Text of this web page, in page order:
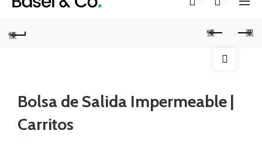
Bolsa de Salida Impermeable |
Carritos